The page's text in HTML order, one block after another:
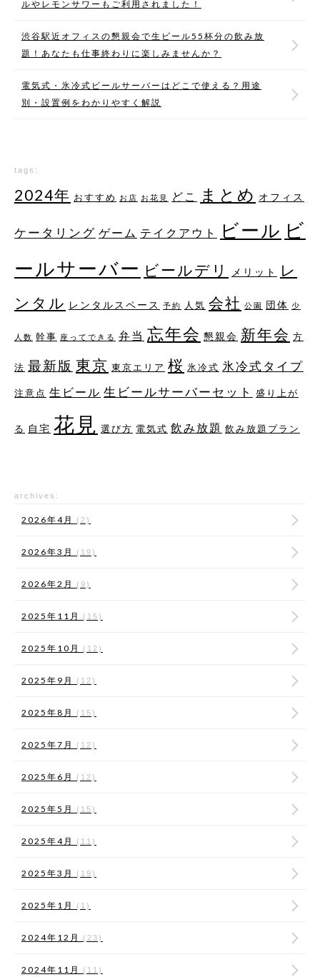
ルやレモンサワーもご利用されました！
渋谷駅近オフィスの懇親会で生ビール55杯分の飲み放
題！あなたも仕事終わりに楽しみませんか？
電気式・氷冷式ビールサーバーはどこで使える？用途
別・設置例をわかりやすく解説
tags:
2024年 おすすめ お店 お花見 どこ まとめ オフィス
ケータリング ゲーム テイクアウト ビール ビ
ールサーバー ビールデリ メリット
レ
ンタル レンタルスペース 予約 人気 会社 公園 団体 少
人数 幹事 座ってできる 弁当 忘年会 懇親会 新年会 方
法 最新版 東京 東京エリア 桜 氷冷式 氷冷式タイプ
注意点 生ビール 生ビールサーバーセット 盛り上が
る 自宅 花見 選び方 電気式 飲み放題 飲み放題プラン
archives:
2026年4月 (2)
2026年3月 (19)
2026年2月 (9)
2025年11月 (15)
2025年10月 (12)
2025年9月 (12)
2025年8月 (15)
2025年7月 (12)
2025年6月 (12)
2025年5月 (15)
2025年4月 (11)
2025年3月 (19)
2025年1月 (1)
2024年12月 (23)
2024年11月 (11)